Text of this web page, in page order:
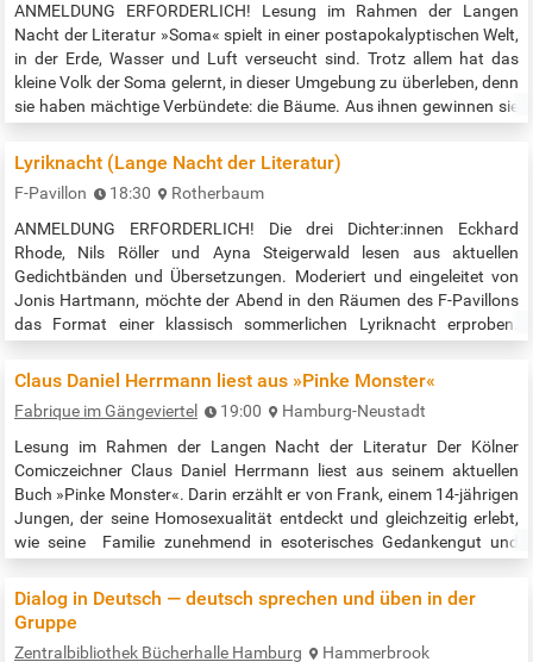
ANMELDUNG ERFORDERLICH! Lesung im Rahmen der Langen
Nacht der Literatur »Soma« spielt in einer postapokalyptischen Welt,
in der Erde, Wasser und Luft verseucht sind. Trotz allem hat das
kleine Volk der Soma gelernt, in dieser Umgebung zu überleben, denn
sie haben mächtige Verbündete: die Bäume. Aus ihnen gewinnen sie
neues Leben. Doch dieser Segen hat­ seinen Preis. Als Lan sich für
die…
Lyriknacht (Lange Nacht der Literatur)
F-Pavillon 18:30
Rotherbaum
ANMELDUNG ERFORDERLICH! Die drei Dichter:innen Eckhard
Rhode, Nils Röller und Ayna Steigerwald lesen aus aktuellen
Gedichtbänden und Übersetzungen. Moderiert und eingeleitet von
Jonis Hartmann, möchte der Abend in den Räumen des F-Pavillons
das Format einer klassisch sommerlichen Lyriknacht erproben.
Pause) Voranmeldung an jonis.hartmann@gmx.de - Eckhard Rhode,
Claus Daniel Herrmann liest aus »Pinke Monster«
Fabrique im Gängeviertel 19:00
Hamburg-Neustadt
Lesung im Rahmen der Langen Nacht der Literatur Der Kölner
Comiczeichner Claus Daniel Herrmann liest aus seinem aktuellen
Buch »Pinke Monster«. Darin­ erzählt er von Frank, einem 14-jährigen
Jungen, der seine Homosexualität entdeckt und gleichzeitig erlebt,
wie seine ­ Familie zunehmend in esote­risches Gedankengut und
Zeichenkunst für die Krankheit ­seines Vaters verantwortlich macht,
…
Dialog in Deutsch — deutsch sprechen und üben in der
Gruppe
Zentralbibliothek Bücherhalle Hamburg Hammerbrook